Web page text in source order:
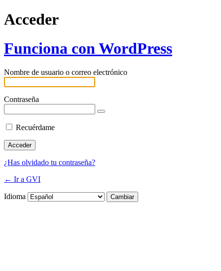
Acceder
Funciona con WordPress
Nombre de usuario o correo electrónico
Contraseña
Recuérdame
¿Has olvidado tu contraseña?
← Ir a GVI
Idioma